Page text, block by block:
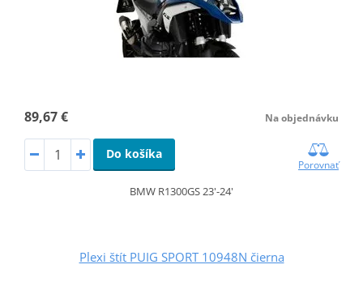
89,67 € Na objednávku
Do košíka
Porovnať
BMW R1300GS 23'-24'
Plexi štít PUIG SPORT 10948N čierna